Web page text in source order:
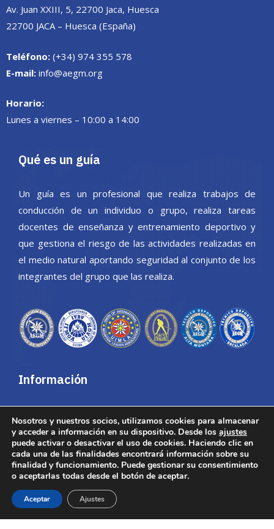
Av. Juan XXIII, 5, 22700 Jaca, Huesca
22700 JACA – Huesca (España)
Teléfono: (+34) 974 355 578
E-mail: info@aegm.org
Horario:
Lunes a viernes – 10:00 a 14:00
Qué es un guía
Un guía es un profesional que realiza trabajos de
conducción de un individuo o grupo, realiza tareas
docentes de enseñanza y entrenamiento deportivo y
que gestiona el riesgo de las actividades realizadas en
el medio natural aportando seguridad al conjunto de los
integrantes del grupo que las realiza.
Información
Acceso a correo web
Aviso Legal y política de
privacidad
Política de cookies
Buscador de Guías
Nosotros y nuestros socios, utilizamos cookies para almacenar
y acceder a información en su dispositivo. Desde los ajustes
puede activar o desactivar el uso de cookies. Haciendo clic en
cada una de las finalidades encontrará información sobre su
finalidad y funcionamiento. Puede gestionar su consentimiento
o aceptarlas todas desde el botón de aceptar.
Aceptar Ajustes